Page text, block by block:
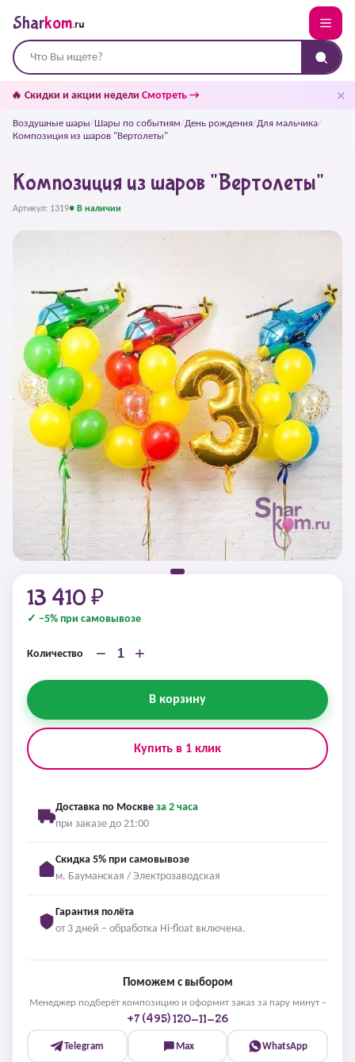
Sharkom.ru
🔥 Скидки и акции недели Смотреть → ✕
Воздушные шары/Шары по событиям/День рождения/Для мальчика/
Композиция из шаров "Вертолеты"
Композиция из шаров "Вертолеты"
Артикул: 1319● В наличии
13 410 ₽
✓ −5% при самовывозе
Количество − +
В корзину
Купить в 1 клик
Доставка по Москве за 2 часа
при заказе до 21:00
Скидка 5% при самовывозе
м. Бауманская / Электрозаводская
Гарантия полёта
от 3 дней – обработка Hi-float включена.
Поможем с выбором
Менеджер подберёт композицию и оформит заказ за пару минут –
+7 (495) 120-11-26
Telegram Max WhatsApp